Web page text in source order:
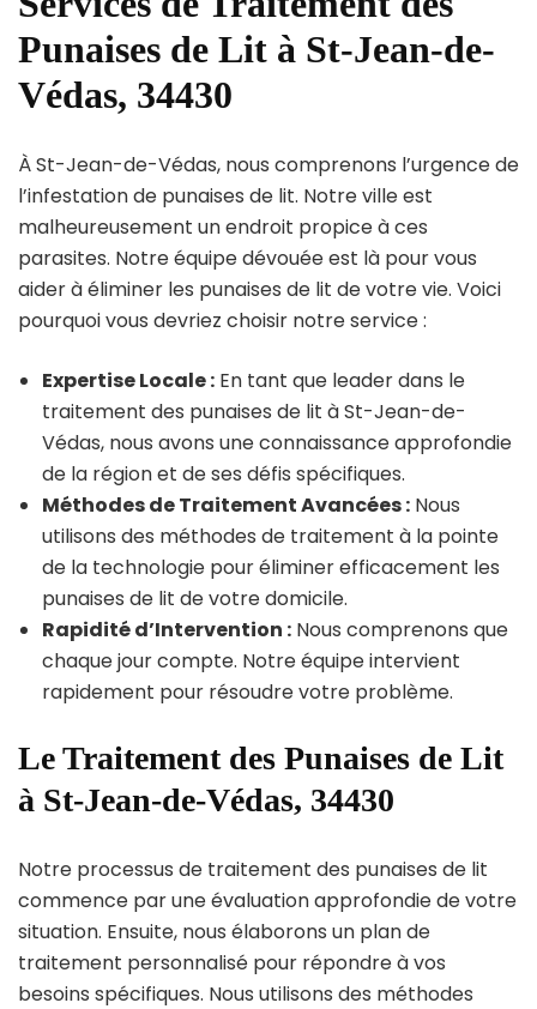
Punaises de Lit à St-Jean-de-
Védas, 34430
À St-Jean-de-Védas, nous comprenons l’urgence de
l’infestation de punaises de lit. Notre ville est
malheureusement un endroit propice à ces
parasites. Notre équipe dévouée est là pour vous
aider à éliminer les punaises de lit de votre vie. Voici
pourquoi vous devriez choisir notre service :
Expertise Locale : En tant que leader dans le
traitement des punaises de lit à St-Jean-de-
Védas, nous avons une connaissance approfondie
de la région et de ses défis spécifiques.
Méthodes de Traitement Avancées : Nous
utilisons des méthodes de traitement à la pointe
de la technologie pour éliminer efficacement les
punaises de lit de votre domicile.
Rapidité d’Intervention : Nous comprenons que
chaque jour compte. Notre équipe intervient
rapidement pour résoudre votre problème.
Le Traitement des Punaises de Lit
à St-Jean-de-Védas, 34430
Notre processus de traitement des punaises de lit
commence par une évaluation approfondie de votre
situation. Ensuite, nous élaborons un plan de
traitement personnalisé pour répondre à vos
besoins spécifiques. Nous utilisons des méthodes